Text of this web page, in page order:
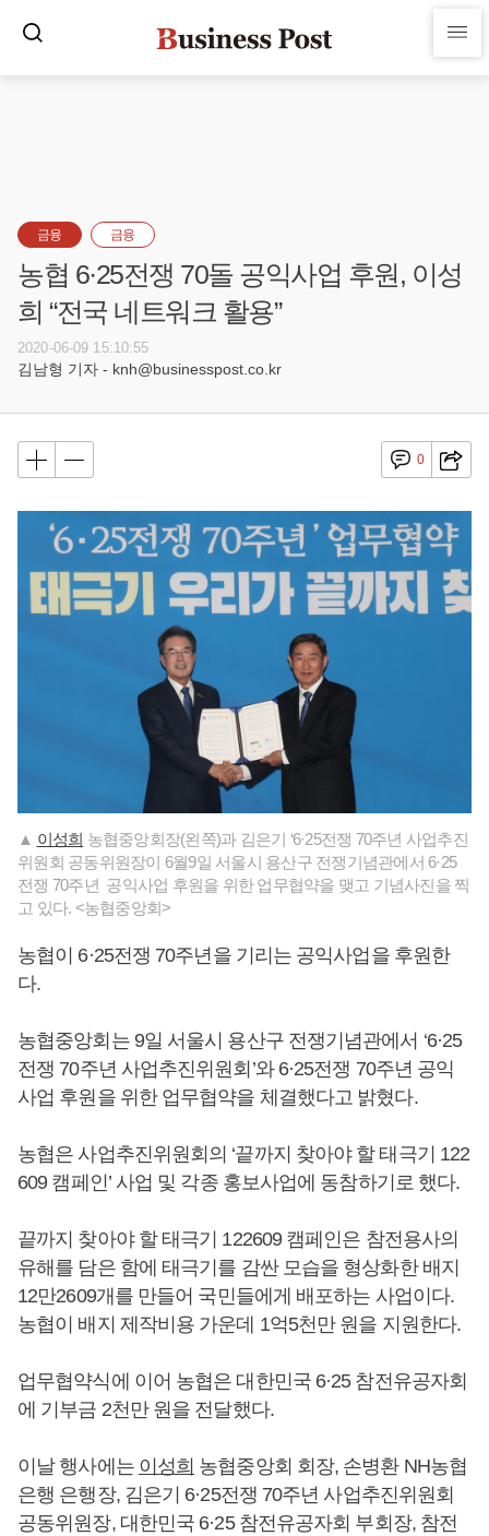
금융 금융
농협 6·25전쟁 70돌 공익사업 후원, 이성
희 “전국 네트워크 활용”
2020-06-09 15:10:55
김남형 기자 - knh@businesspost.co.kr
0
▲ 이성희 농협중앙회장(왼쪽)과 김은기 ‘6·25전쟁 70주년 사업추진
위원회 공동위원장이 6월9일 서울시 용산구 전쟁기념관에서 6·25
전쟁 70주년 공익사업 후원을 위한 업무협약을 맺고 기념사진을 찍
고 있다. <농협중앙회>
농협이 6·25전쟁 70주년을 기리는 공익사업을 후원한
다.
농협중앙회는 9일 서울시 용산구 전쟁기념관에서 ‘6·25
전쟁 70주년 사업추진위원회’와 6·25전쟁 70주년 공익
사업 후원을 위한 업무협약을 체결했다고 밝혔다.
농협은 사업추진위원회의 ‘끝까지 찾아야 할 태극기 122
609 캠페인’ 사업 및 각종 홍보사업에 동참하기로 했다.
끝까지 찾아야 할 태극기 122609 캠페인은 참전용사의
유해를 담은 함에 태극기를 감싼 모습을 형상화한 배지
12만2609개를 만들어 국민들에게 배포하는 사업이다.
농협이 배지 제작비용 가운데 1억5천만 원을 지원한다.
업무협약식에 이어 농협은 대한민국 6·25 참전유공자회
에 기부금 2천만 원을 전달했다.
이날 행사에는 이성희 농협중앙회 회장, 손병환 NH농협
은행 은행장, 김은기 6·25전쟁 70주년 사업추진위원회
공동위원장, 대한민국 6·25 참전유공자회 부회장, 참전